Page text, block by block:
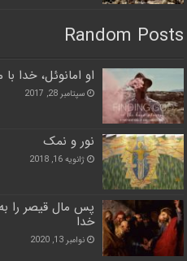
Random Posts
او امانوئل، خدا
سپتامبر 28, 2017
نور و نمک
ژانویه 16, 2018
پس مال قیصر را
خدا
نوامبر 13, 2020